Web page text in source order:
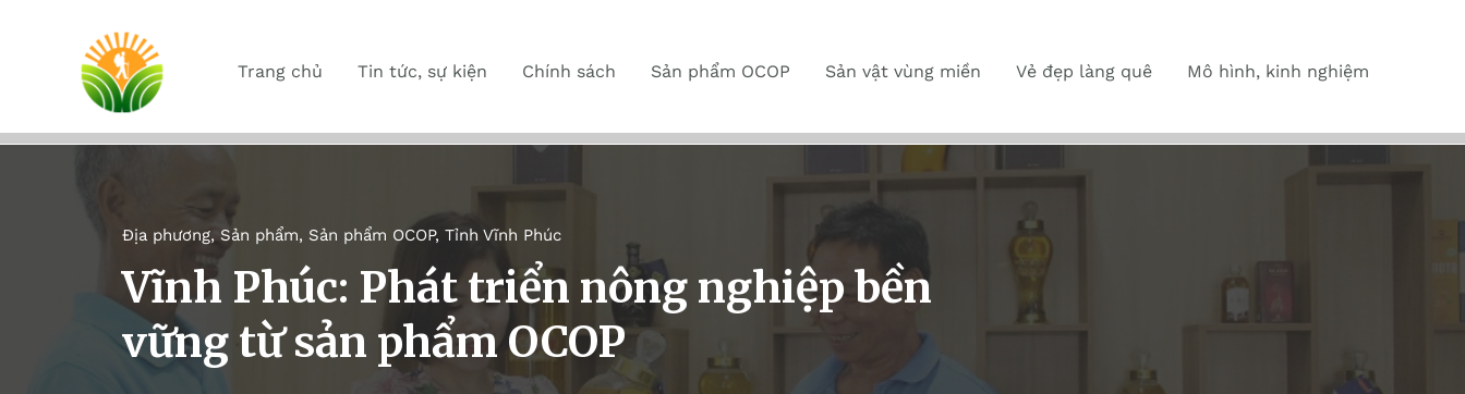
Trang chủ Tin tức, sự kiện Chính sách Sản phẩm OCOP Sản vật vùng miền Vẻ đẹp làng quê Mô hình, kinh nghiệm
Địa phương, Sản phẩm, Sản phẩm OCOP, Tỉnh Vĩnh Phúc
Vĩnh Phúc: Phát triển nông nghiệp bền
vững từ sản phẩm OCOP